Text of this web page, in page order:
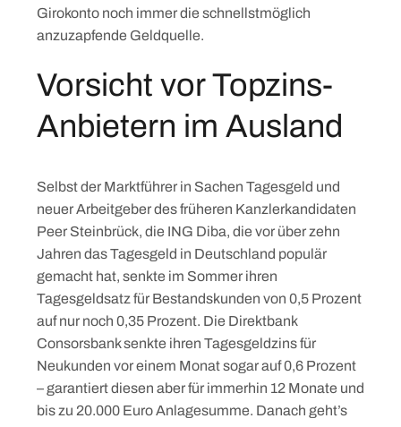
content
Girokonto noch immer die schnellstmöglich
anzuzapfende Geldquelle.
Vorsicht vor Topzins-
Anbietern im Ausland
Selbst der Marktführer in Sachen Tagesgeld und
neuer Arbeitgeber des früheren Kanzlerkandidaten
Peer Steinbrück, die ING Diba, die vor über zehn
Jahren das Tagesgeld in Deutschland populär
gemacht hat, senkte im Sommer ihren
Tagesgeldsatz für Bestandskunden von 0,5 Prozent
auf nur noch 0,35 Prozent. Die Direktbank
Consorsbank senkte ihren Tagesgeldzins für
Neukunden vor einem Monat sogar auf 0,6 Prozent
– garantiert diesen aber für immerhin 12 Monate und
bis zu 20.000 Euro Anlagesumme. Danach geht’s